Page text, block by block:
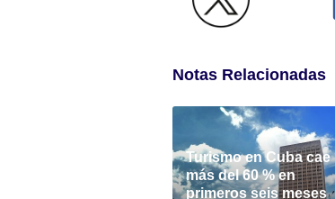
Notas Relacionadas
Turismo en Cuba cae
más del 60 % en
primeros seis meses